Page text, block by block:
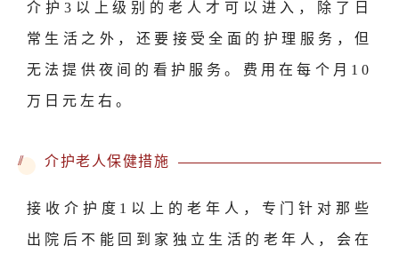
介护3以上级别的老人才可以进入，除了日
常生活之外，还要接受全面的护理服务，但
无法提供夜间的看护服务。费用在每个月10
万日元左右。
// 介护老人保健措施
接收介护度1以上的老年人，专门针对那些
出院后不能回到家独立生活的老年人，会在